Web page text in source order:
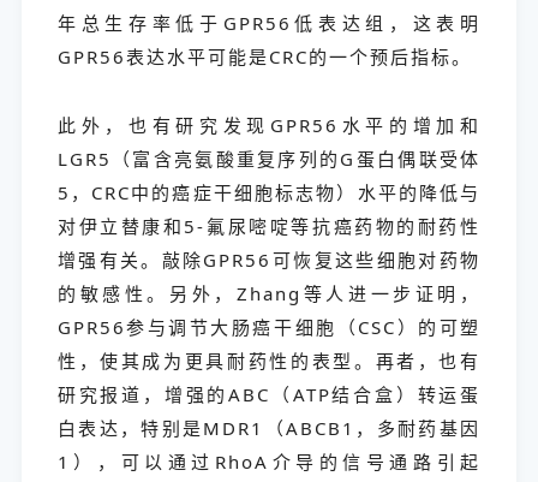
年总生存率低于GPR56低表达组，这表明
GPR56表达水平可能是CRC的一个预后指标。
此外，也有研究发现GPR56水平的增加和
LGR5（富含亮氨酸重复序列的G蛋白偶联受体
5，CRC中的癌症干细胞标志物）水平的降低与
对伊立替康和5-氟尿嘧啶等抗癌药物的耐药性
增强有关。敲除GPR56可恢复这些细胞对药物
的敏感性。另外，Zhang等人进一步证明，
GPR56参与调节大肠癌干细胞（CSC）的可塑
性，使其成为更具耐药性的表型。再者，也有
研究报道，增强的ABC（ATP结合盒）转运蛋
白表达，特别是MDR1（ABCB1，多耐药基因
1），可以通过RhoA介导的信号通路引起